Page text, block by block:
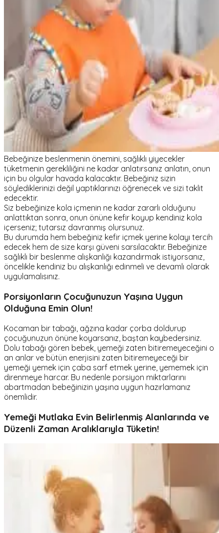
Bebeğinize beslenmenin önemini, sağlıklı yiyecekler
tüketmenin gerekliliğini ne kadar anlatırsanız anlatın, onun
için bu olgular havada kalacaktır. Bebeğiniz sizin
söylediklerinizi değil yaptıklarınızı öğrenecek ve sizi taklit
edecektir.
Siz bebeğinize kola içmenin ne kadar zararlı olduğunu
anlattıktan sonra, onun önüne kefir koyup kendiniz kola
içerseniz; tutarsız davranmış olursunuz.
Bu durumda hem bebeğiniz kefir içmek yerine kolayı tercih
edecek hem de size karşı güveni sarsılacaktır. Bebeğinize
sağlıklı bir beslenme alışkanlığı kazandırmak istiyorsanız,
öncelikle kendiniz bu alışkanlığı edinmeli ve devamlı olarak
uygulamalısınız.
Porsiyonların Çocuğunuzun Yaşına Uygun
Olduğuna Emin Olun!
Kocaman bir tabağı, ağzına kadar çorba doldurup
çocuğunuzun önüne koyarsanız, baştan kaybedersiniz.
Dolu tabağı gören bebek, yemeği zaten bitiremeyeceğini o
an anlar ve bütün enerjisini zaten bitiremeyeceği bir
yemeği yemek için çaba sarf etmek yerine, yememek için
direnmeye harcar. Bu nedenle porsiyon miktarlarını
abartmadan bebeğinizin yaşına uygun hazırlamanız
önemlidir.
Yemeği Mutlaka Evin Belirlenmiş Alanlarında ve
Düzenli Zaman Aralıklarıyla Tüketin!